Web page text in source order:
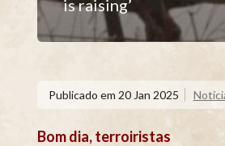
is raising’
Publicado em 20 Jan 2025
Bom dia, terroiristas